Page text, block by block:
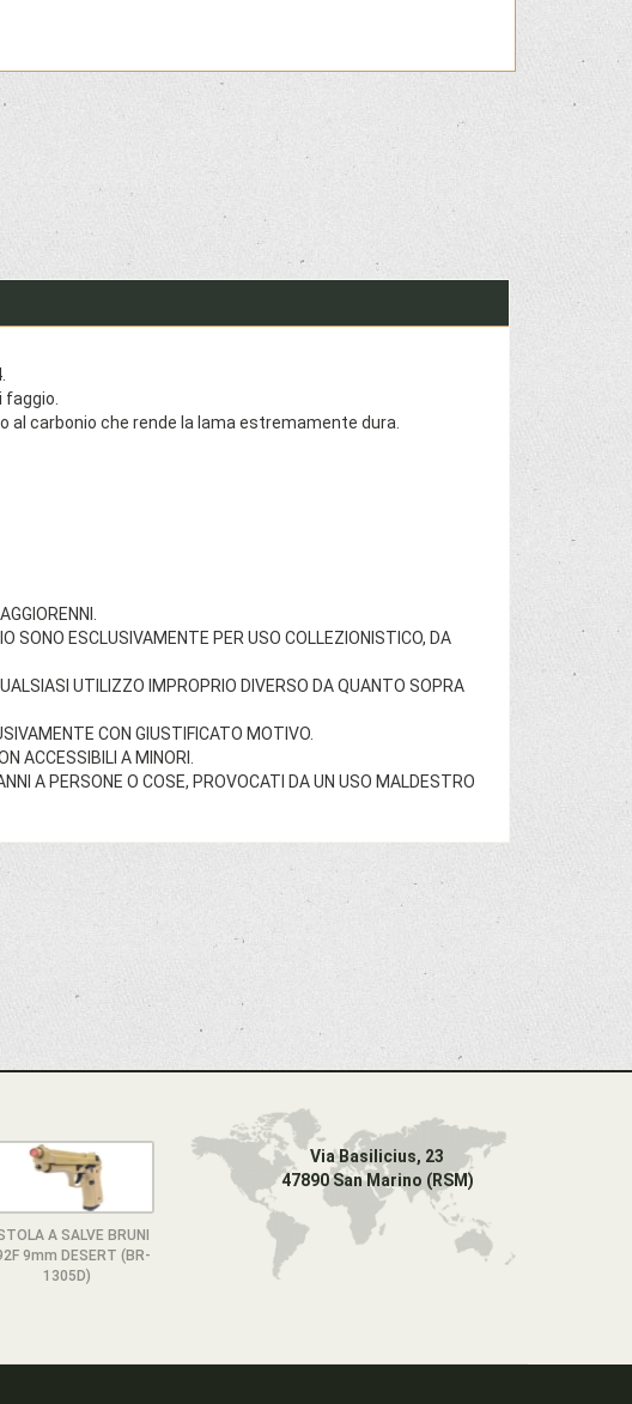
faggio.
carbonio che rende la lama estremamente dura.
SONO ESCLUSIVAMENTE PER USO COLLEZIONISTICO, DA
UTILIZZO IMPROPRIO DIVERSO DA QUANTO SOPRA
CON GIUSTIFICATO MOTIVO.
ACCESSIBILI A MINORI.
A PERSONE O COSE, PROVOCATI DA UN USO MALDESTRO
A SALVE BRUNI
9mm DESERT (BR-
1305D)
Via Basilicius, 23
47890 San Marino (RSM)